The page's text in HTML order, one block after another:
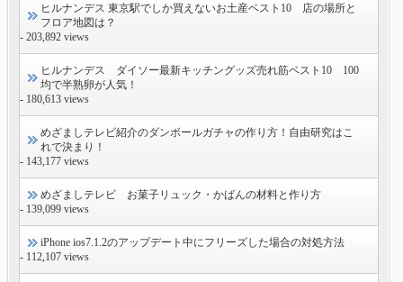
ヒルナンデス 東京駅でしか買えないお土産ベスト10 店の場所と
フロア地図は？
- 203,892 views
ヒルナンデス ダイソー最新キッチングッズ売れ筋ベスト10 100
均で半熟卵が人気！
- 180,613 views
めざましテレビ紹介のダンボールガチャの作り方！自由研究はこ
れで決まり！
- 143,177 views
めざましテレビ お菓子リュック・かばんの材料と作り方
- 139,099 views
iPhone ios7.1.2のアップデート中にフリーズした場合の対処方法
- 112,107 views